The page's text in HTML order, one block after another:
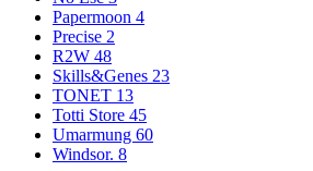
Papermoon 4
Precise 2
R2W 48
Skills&Genes 23
TONET 13
Totti Store 45
Umarmung 60
Windsor. 8